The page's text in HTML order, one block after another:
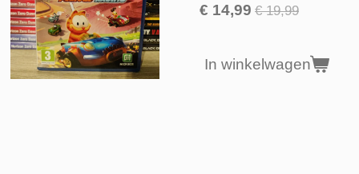
€ 14,99 € 19,99
In winkelwagen